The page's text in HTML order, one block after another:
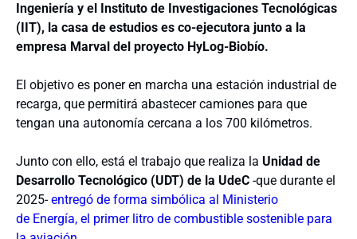
Ingeniería y el Instituto de Investigaciones Tecnológicas
(IIT), la casa de estudios es co-ejecutora junto a la
empresa Marval del proyecto HyLog-Biobío.
El objetivo es poner en marcha una estación industrial de
recarga, que permitirá abastecer camiones para que
tengan una autonomía cercana a los 700 kilómetros.
Junto con ello, está el trabajo que realiza la Unidad de
Desarrollo Tecnológico (UDT) de la UdeC -que durante el
2025-entregó de forma simbólica al Ministerio
de Energía, el primer litro de combustible sostenible para